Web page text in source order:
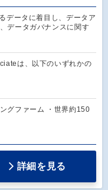
データに着目し、データア
データガバナンスに関す
は、以下のいずれかの
グファーム ・世界約150
詳細を見る